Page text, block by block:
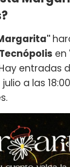
Tecnópolis en
entradas
a las